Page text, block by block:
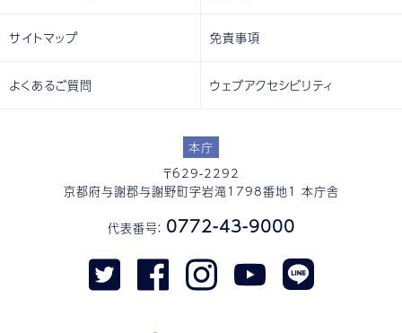
本庁
〒629-2292
京都府与謝郡与謝野町字岩滝1798番地1 本庁舎
代表番号： 0772-43-9000
サイトマップ 免責事項
よくあるご質問 ウェブアクセシビリティ